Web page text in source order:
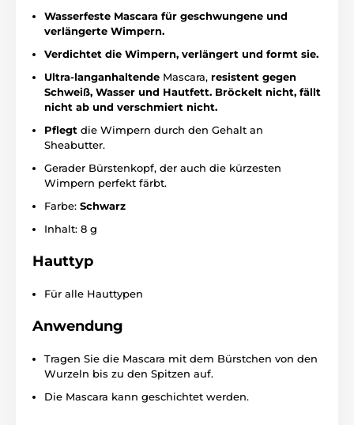
Wasserfeste Mascara für geschwungene und
verlängerte Wimpern.
Verdichtet die Wimpern, verlängert und formt sie.
Ultra-langanhaltende Mascara, resistent gegen
Schweiß, Wasser und Hautfett. Bröckelt nicht, fällt
nicht ab und verschmiert nicht.
Pflegt die Wimpern durch den Gehalt an
Sheabutter.
Gerader Bürstenkopf, der auch die kürzesten
Wimpern perfekt färbt.
Farbe: Schwarz
Inhalt: 8 g
Hauttyp
Für alle Hauttypen
Anwendung
Tragen Sie die Mascara mit dem Bürstchen von den
Wurzeln bis zu den Spitzen auf.
Die Mascara kann geschichtet werden.